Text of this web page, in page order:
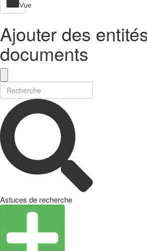
Vue
Ajouter des
documents
Astuces de recherche